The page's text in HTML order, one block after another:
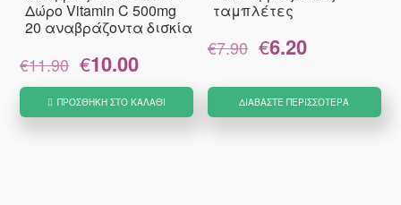
Δώρο Vitamin C 500mg
20 αναβράζοντα δισκία
€11.90
Original
price
€11.90.
€10.00
είναι:
ΠΡΟΣΘΉΚΗ ΣΤΟ ΚΑΛΆΘΙ
ταμπλέτες
€7.90
Original
price
€7.90.
€6.20
είναι:
ΔΙΑΒΆΣΤΕ ΠΕΡΙΣΣΌΤΕΡΑ